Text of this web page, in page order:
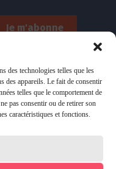
des technologies telles que les
des appareils. Le fait de consentir
telles que le comportement de
pas consentir ou de retirer son
caractéristiques et fonctions.
à tout
confidentialité